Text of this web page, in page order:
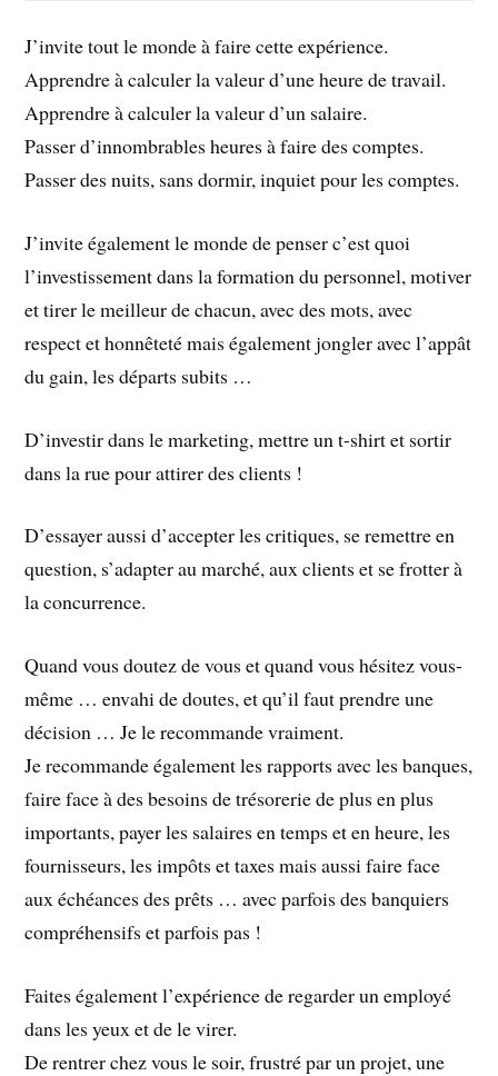
J’invite tout le monde à faire cette expérience.
Apprendre à calculer la valeur d’une heure de travail.
Apprendre à calculer la valeur d’un salaire.
Passer d’innombrables heures à faire des comptes.
Passer des nuits, sans dormir, inquiet pour les comptes.
J’invite également le monde de penser c’est quoi
l’investissement dans la formation du personnel, motiver
et tirer le meilleur de chacun, avec des mots, avec
respect et honnêteté mais également jongler avec l’appât
du gain, les départs subits …
D’investir dans le marketing, mettre un t-shirt et sortir
dans la rue pour attirer des clients !
D’essayer aussi d’accepter les critiques, se remettre en
question, s’adapter au marché, aux clients et se frotter à
la concurrence.
Quand vous doutez de vous et quand vous hésitez vous-
même … envahi de doutes, et qu’il faut prendre une
décision … Je le recommande vraiment.
Je recommande également les rapports avec les banques,
faire face à des besoins de trésorerie de plus en plus
importants, payer les salaires en temps et en heure, les
fournisseurs, les impôts et taxes mais aussi faire face
aux échéances des prêts … avec parfois des banquiers
compréhensifs et parfois pas !
Faites également l’expérience de regarder un employé
dans les yeux et de le virer.
De rentrer chez vous le soir, frustré par un projet, une